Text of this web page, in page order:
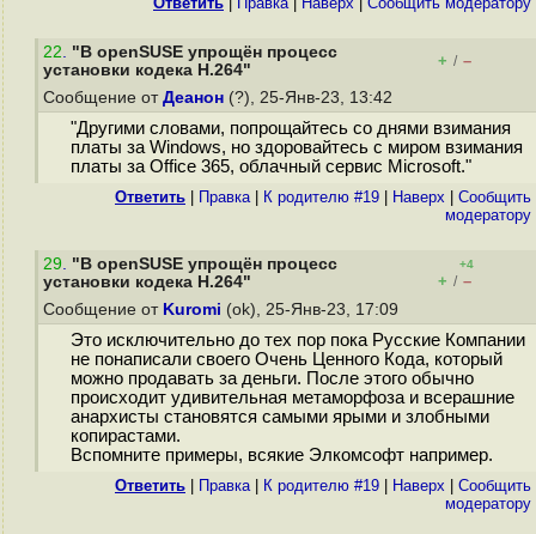
22. "В openSUSE упрощён процесс
установки кодека H.264"
+ / –
Сообщение от Деанон (?), 25-Янв-23, 13:42
"Другими словами, попрощайтесь со днями взимания
платы за Windows, но здоровайтесь с миром взимания
платы за Office 365, облачный сервис Microsoft."
Ответить Правка| К родителю #19 Наверх
Cообщить
модератору
29. "В openSUSE упрощён процесс
установки кодека H.264"
+4
+ / –
Сообщение от Kuromi (ok), 25-Янв-23, 17:09
Это исключительно до тех пор пока Русские Компании
не понаписали своего Очень Ценного Кода, который
можно продавать за деньги. После этого обычно
происходит удивительная метаморфоза и всерашние
анархисты становятся самыми ярыми и злобными
копирастами.
Вспомните примеры, всякие Элкомсофт например.
Ответить Правка| К родителю #19 Наверх
Cообщить
модератору